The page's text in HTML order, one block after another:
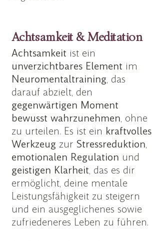
Achtsamkeit & Meditation
Achtsamkeit ist ein
unverzichtbares Element im
Neuromentaltraining, das
darauf abzielt, den
gegenwärtigen Moment
bewusst wahrzunehmen, ohne
zu urteilen. Es ist ein kraftvolles
Werkzeug zur Stressreduktion,
emotionalen Regulation und
geistigen Klarheit, das es dir
ermöglicht, deine mentale
Leistungsfähigkeit zu steigern
und ein ausgeglichenes sowie
zufriedeneres Leben zu führen.